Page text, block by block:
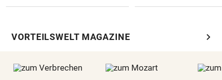
VORTEILSWELT MAGAZINE chevron_right